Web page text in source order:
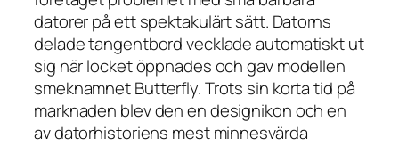
datorer på ett spektakulärt sätt. Datorns
delade tangentbord vecklade automatiskt ut
sig när locket öppnades och gav modellen
smeknamnet Butterfly. Trots sin korta tid på
marknaden blev den en designikon och en
av datorhistoriens mest minnesvärda